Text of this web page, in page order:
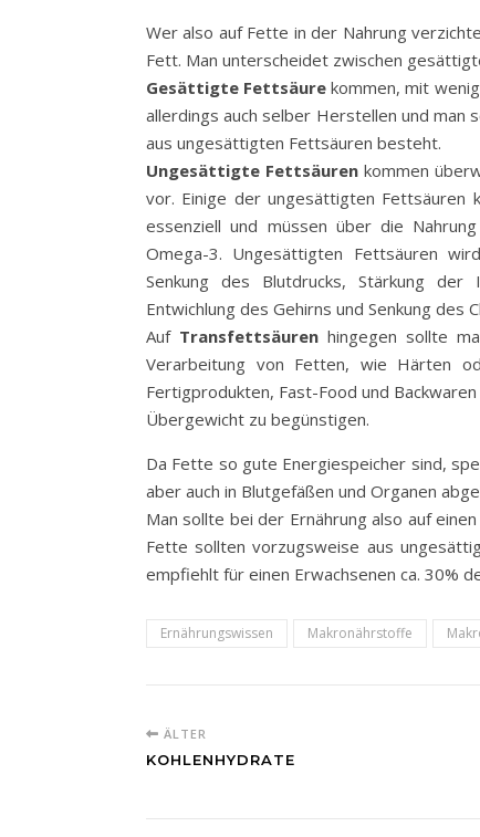
Wer also auf Fette in der Nahrung
Fett. Man unterscheidet zwischen
Gesättigte Fettsäure kommen, mit
allerdings auch selber Herstellen und man
aus ungesättigten Fettsäuren besteht.
Ungesättigte Fettsäurenkommen
vor. Einige der ungesättigten
essenziell und müssen über die
Omega-3. Ungesättigten Fettsäuren
Senkung des Blutdrucks, Stärkung der
Entwichlung des Gehirns und Senkung des
Auf Transfettsäurenhingegen sollte
Verarbeitung von Fetten, wie Härten
Fertigprodukten, Fast-Food und
Übergewicht zu begünstigen.
Da Fette so gute Energiespeicher sind,
aber auch in Blutgefäßen und Organen
Man sollte bei der Ernährung also auf
Fette sollten vorzugsweise aus
empfiehlt für einen Erwachsenen ca. 30%
Ernährungswissen Makronährstoffe
ÄLTER
KOHLENHYDRATE